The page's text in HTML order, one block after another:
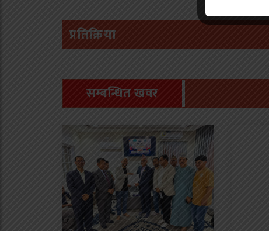
प्रतिक्रिया
सम्बन्धित खवर